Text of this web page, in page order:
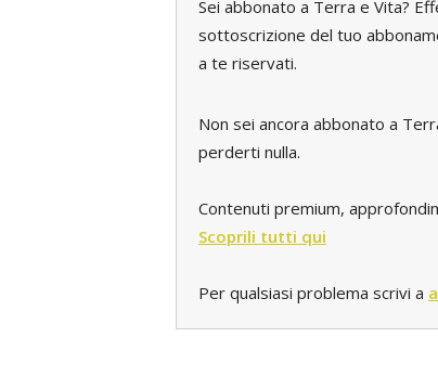
Sei abbonato a Terra e Vita?
sottoscrizione del tuo
a te riservati.
Non sei ancora abbonato a
perderti nulla.
Contenuti premium,
Scoprili tutti qui
Per qualsiasi problema scrivi a